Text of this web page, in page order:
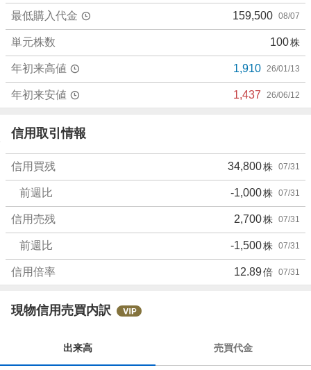
最低購入代金 159,500 08/07
単元株数 100株
年初来高値 1,910 26/01/13
年初来安値 1,437 26/06/12
信用取引情報
信用買残 34,800株 07/31
前週比 -1,000株 07/31
信用売残 2,700株 07/31
前週比 -1,500株 07/31
信用倍率 12.89倍 07/31
現物信用売買内訳
出来高 売買代金